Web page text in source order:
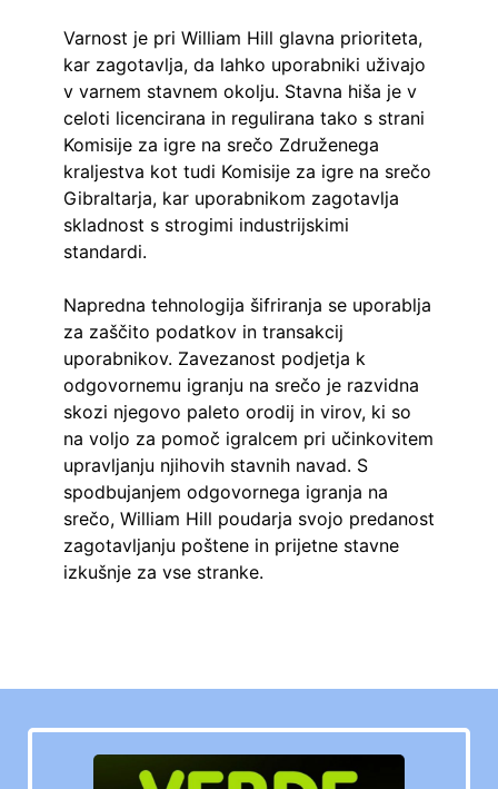
Varnost je pri William Hill glavna prioriteta,
kar zagotavlja, da lahko uporabniki uživajo
v varnem stavnem okolju. Stavna hiša je v
celoti licencirana in regulirana tako s strani
Komisije za igre na srečo Združenega
kraljestva kot tudi Komisije za igre na srečo
Gibraltarja, kar uporabnikom zagotavlja
skladnost s strogimi industrijskimi
standardi.
Napredna tehnologija šifriranja se uporablja
za zaščito podatkov in transakcij
uporabnikov. Zavezanost podjetja k
odgovornemu igranju na srečo je razvidna
skozi njegovo paleto orodij in virov, ki so
na voljo za pomoč igralcem pri učinkovitem
upravljanju njihovih stavnih navad. S
spodbujanjem odgovornega igranja na
srečo, William Hill poudarja svojo predanost
zagotavljanju poštene in prijetne stavne
izkušnje za vse stranke.